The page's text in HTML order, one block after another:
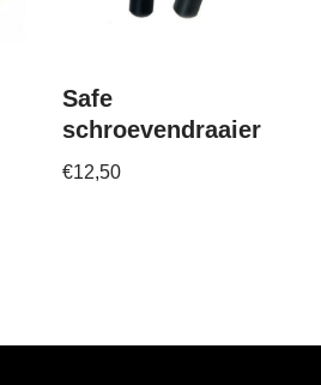
Safe
schroevendraaier
€12,50